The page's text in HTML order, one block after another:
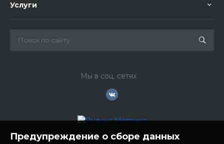
Услуги
Мы в соц. сетях
Предупреждение о сборе данных